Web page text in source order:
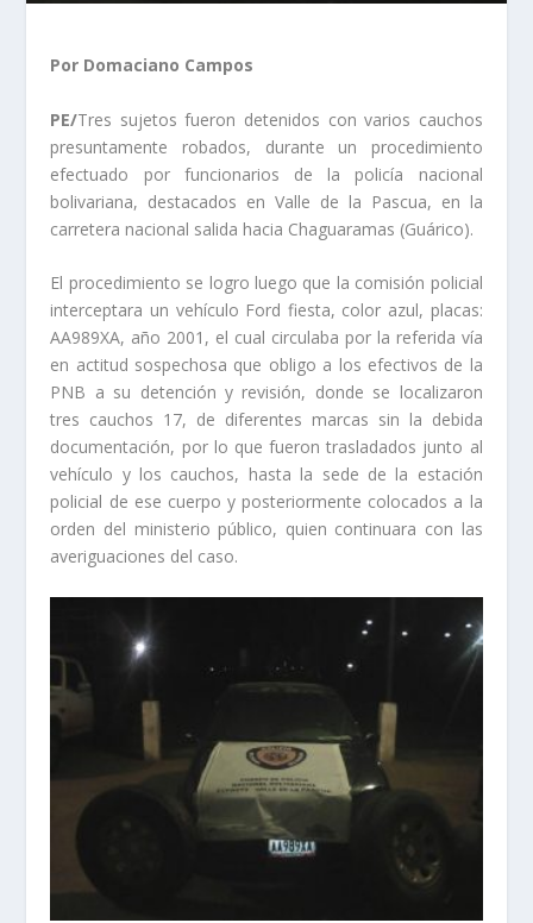
Por Domaciano Campos
PE/Tres sujetos fueron detenidos con varios cauchos
presuntamente robados, durante un procedimiento
efectuado por funcionarios de la policía nacional
bolivariana, destacados en Valle de la Pascua, en la
carretera nacional salida hacia Chaguaramas (Guárico).
El procedimiento se logro luego que la comisión policial
interceptara un vehículo Ford fiesta, color azul, placas:
AA989XA, año 2001, el cual circulaba por la referida vía
en actitud sospechosa que obligo a los efectivos de la
PNB a su detención y revisión, donde se localizaron
tres cauchos 17, de diferentes marcas sin la debida
documentación, por lo que fueron trasladados junto al
vehículo y los cauchos, hasta la sede de la estación
policial de ese cuerpo y posteriormente colocados a la
orden del ministerio público, quien continuara con las
averiguaciones del caso.